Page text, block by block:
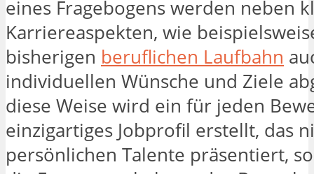
eines Fragebogens werden neben
Karriereaspekten, wie
bisherigen beruflichen Laufbahn
individuellen Wünsche und Ziele
diese Weise wird ein für jeden
einzigartiges Jobprofil erstellt, das
persönlichen Talente präsentiert,